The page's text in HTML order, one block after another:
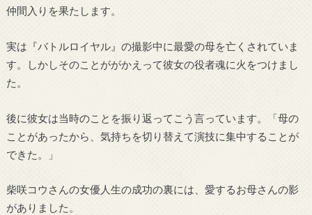
仲間入りを果たします。
実は『バトルロイヤル』の撮影中に最愛の母を亡くされていま
す。しかしそのことががかえって彼女の役者魂に火をつけまし
た。
後に彼女は当時のことを振り返ってこう言っています。「母の
ことがあったから、気持ちを切り替えて演技に集中することが
できた。」
柴咲コウさんの女優人生の成功の裏には、愛するお母さんの影
がありました。